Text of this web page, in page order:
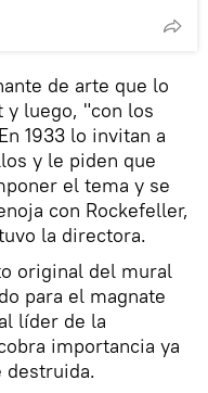
de arte que lo
y luego, "con los
1933 lo invitan a
y le piden que
el tema y se
con Rockefeller,
la directora.
original del mural
para el magnate
líder de la
importancia ya
destruida.